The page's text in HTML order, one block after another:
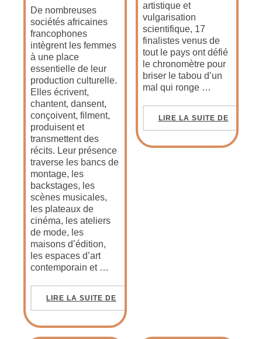
De nombreuses
sociétés africaines
francophones
intègrent les femmes
à une place
essentielle de leur
production culturelle.
Elles écrivent,
chantent, dansent,
conçoivent, filment,
produisent et
transmettent des
récits. Leur présence
traverse les bancs de
montage, les
backstages, les
scènes musicales,
les plateaux de
cinéma, les ateliers
de mode, les
maisons d’édition,
les espaces d’art
contemporain et …
LIRE LA SUITE DE
artistique et
vulgarisation
scientifique, 17
finalistes venus de
tout le pays ont défié
le chronomètre pour
briser le tabou d’un
mal qui ronge …
LIRE LA SUITE DE